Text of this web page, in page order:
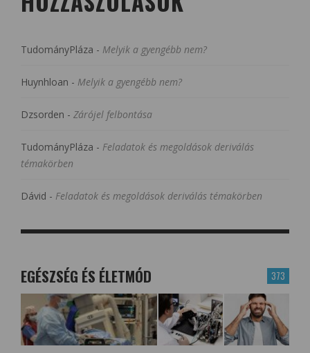
TudományPláza - Melyik a gyengébb nem?
Huynhloan - Melyik a gyengébb nem?
Dzsorden - Zárójel felbontása
TudományPláza - Feladatok és megoldások deriválás
témakörben
Dávid - Feladatok és megoldások deriválás témakörben
373
EGÉSZSÉG ÉS ÉLETMÓD